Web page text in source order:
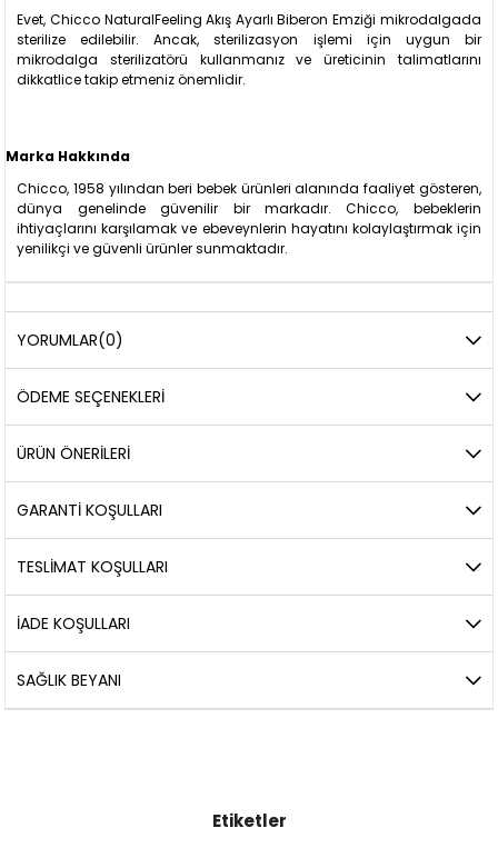
Evet, Chicco NaturalFeeling Akış Ayarlı Biberon Emziği mikrodalgada
sterilize edilebilir. Ancak, sterilizasyon işlemi için uygun bir
mikrodalga sterilizatörü kullanmanız ve üreticinin talimatlarını
dikkatlice takip etmeniz önemlidir.
Marka Hakkında
Chicco, 1958 yılından beri bebek ürünleri alanında faaliyet gösteren,
dünya genelinde güvenilir bir markadır. Chicco, bebeklerin
ihtiyaçlarını karşılamak ve ebeveynlerin hayatını kolaylaştırmak için
yenilikçi ve güvenli ürünler sunmaktadır.
YORUMLAR(0)
ÖDEME SEÇENEKLERI
ÜRÜN ÖNERILERI
GARANTİ KOŞULLARI
TESLİMAT KOŞULLARI
İADE KOŞULLARI
SAĞLIK BEYANI
Etiketler